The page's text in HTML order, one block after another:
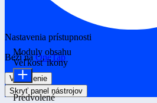
Nastavenia prístupnosti
Beží naOneTap
Vyhlásenie
Skryť panel nástrojov
Moduly obsahu
Veľkosť ikony
Predvolené